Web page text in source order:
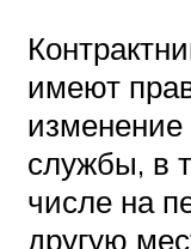
имеют
изменение
службы, в
числе на
другую